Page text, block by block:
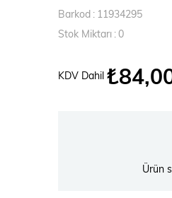
Barkod : 11934295
Stok Miktarı :0
KDV Dahil
Ürün